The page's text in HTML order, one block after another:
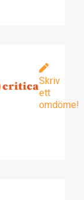
Skriv
ett
omdöme!